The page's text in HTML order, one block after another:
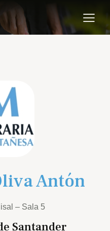
Antón
– Sala 5
Santander